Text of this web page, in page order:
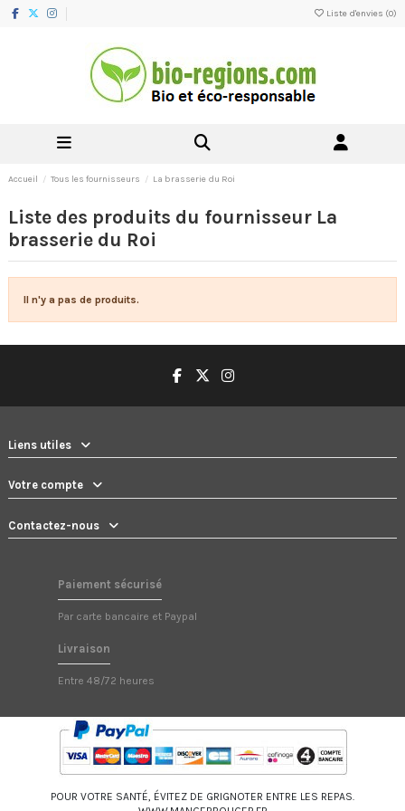
Liste d'envies (0)
Accueil Tous les fournisseurs La brasserie du Roi
Liste des produits du fournisseur La
brasserie du Roi
Il n'y a pas de produits.
Liens utiles
Votre compte
Contactez-nous
Paiement sécurisé
Par carte bancaire et Paypal
Livraison
Entre 48/72 heures
POUR VOTRE SANTÉ, ÉVITEZ DE GRIGNOTER ENTRE LES REPAS.